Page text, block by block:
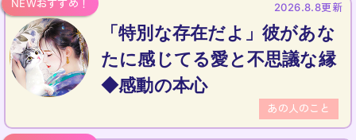
あの人のこと
2026.8.8更新
「特別な存在だよ」彼があな
たに感じてる愛と不思議な縁
◆感動の本心